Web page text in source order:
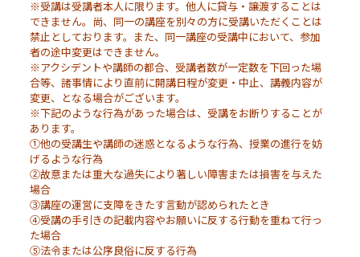
※受講は受講者本人に限ります。他人に貸与・譲渡することは
できません。尚、同一の講座を別々の方に受講いただくことは
禁止としております。また、同一講座の受講中において、参加
者の途中変更はできません。
※アクシデントや講師の都合、受講者数が一定数を下回った場
合等、諸事情により直前に開講日程が変更・中止、講義内容が
変更、となる場合がございます。
※下記のような行為があった場合は、受講をお断りすることが
あります。
①他の受講生や講師の迷惑となるような行為、授業の進行を妨
げるような行為
②故意または重大な過失により著しい障害または損害を与えた
場合
③講座の運営に支障をきたす言動が認められたとき
④受講の手引きの記載内容やお願いに反する行動を重ねて行っ
た場合
⑤法令または公序良俗に反する行為